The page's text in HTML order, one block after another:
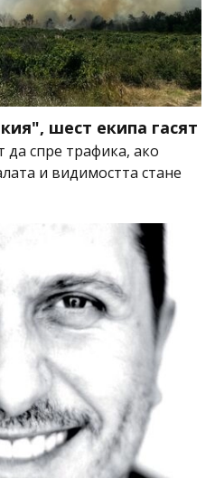
шест екипа гасят
да спре трафика, ако
и видимостта стане